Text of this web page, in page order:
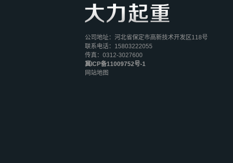
公司地址：河北省保定市高新技术开发区118号
联系电话：15803222055
传真：0312-3027600
冀ICP备11009752号-1
网站地图